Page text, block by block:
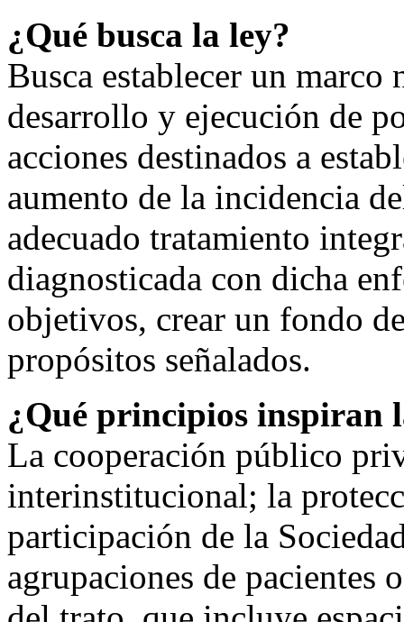
¿Qué busca la ley?
Busca establecer un
desarrollo y ejecución de
acciones destinados a
aumento de la incidencia
adecuado tratamiento
diagnosticada con dicha
objetivos, crear un fondo
propósitos señalados.
¿Qué principios inspiran
La cooperación público
interinstitucional; la
participación de la
agrupaciones de pacientes